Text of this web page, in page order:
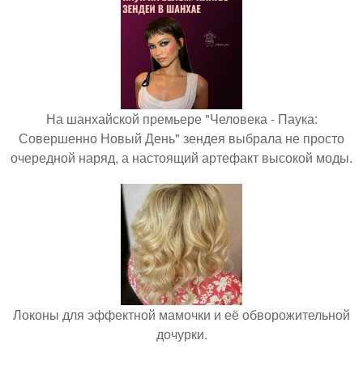
На шанхайской премьере "Человека - Паука:
Совершенно Новый День" зендея выбрала не просто
очередной наряд, а настоящий артефакт высокой моды.
Локоны для эффектной мамочки и её обворожительной
дочурки.